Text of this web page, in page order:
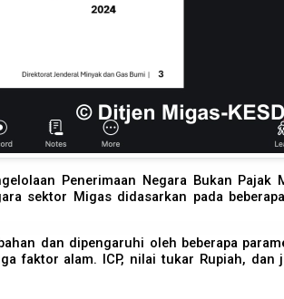
Penerimaan Negara Bukan Pajak
sektor Migas didasarkan pada
dan dipengaruhi oleh beberapa
faktor alam. ICP, nilai tukar Rupiah, dan